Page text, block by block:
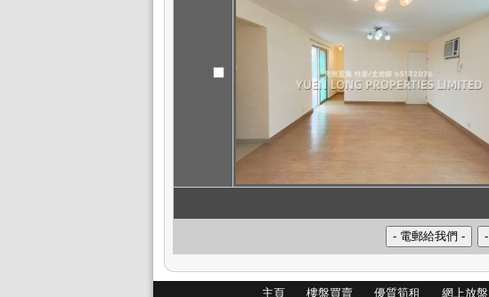
主頁 樓盤買賣 優質筍租 網上放盤